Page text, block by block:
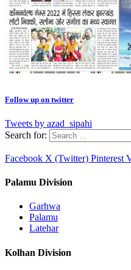
Follow up on twitter
Tweets by azad_sipahi
Search for:
Facebook X (Twitter) Pinterest
Palamu Division
Garhwa
Palamu
Latehar
Kolhan Division